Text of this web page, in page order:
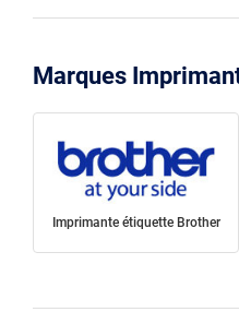
Marques
Imprimante étiquette Brother